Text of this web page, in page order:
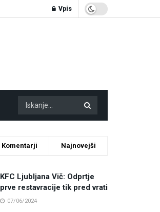
Vpis
Komentarji Najnovejši
KFC Ljubljana Vič: Odprtje
prve restavracije tik pred vrati
07/06/2024